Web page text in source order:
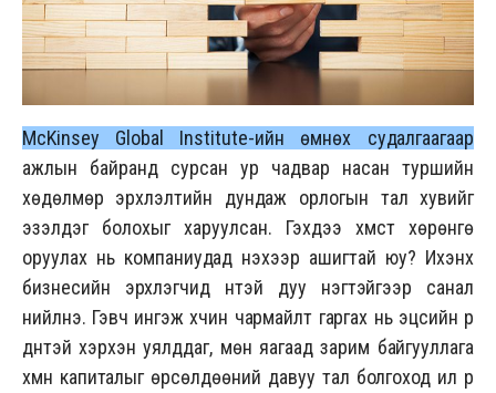
McKinsey Global Institute-ийн өмнөх судалгаагаар
ажлын байранд сурсан ур чадвар насан туршийн
хөдөлмөр эрхлэлтийн дундаж орлогын тал хувийг
эзэлдэг болохыг харуулсан. Гэхдээ хүмүүст хөрөнгө
оруулах нь компаниудад үнэхээр ашигтай юу? Ихэнх
бизнесийн эрхлэгчид үүнтэй дуу нэгтэйгээр санал
нийлнэ. Гэвч ингэж хүчин чармайлт гаргах нь эцсийн үр
дүнтэй хэрхэн уялддаг, мөн яагаад зарим байгууллага
хүмүүн капиталыг өрсөлдөөний давуу тал болгоход илүү үр